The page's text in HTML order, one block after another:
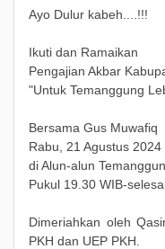
Ayo Dulur kabeh....!!!
Ikuti dan Ramaikan
Pengajian Akbar
"Untuk Temanggung
Bersama Gus Muwafiq
Rabu, 21 Agustus 2024
di Alun-alun
Pukul 19.30 WIB-
Dimeriahkan oleh
PKH dan UEP PKH.